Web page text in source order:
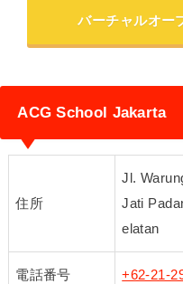
バーチャルオー
ACG School Jakarta
住所
Jl.
Jati
elatan
電話番号 +62-21-